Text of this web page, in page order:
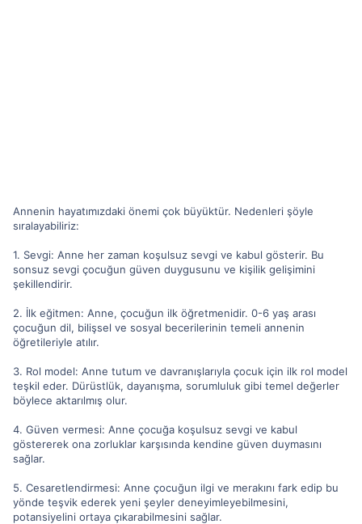
Annenin hayatımızdaki önemi çok büyüktür. Nedenleri şöyle
sıralayabiliriz:
1. Sevgi: Anne her zaman koşulsuz sevgi ve kabul gösterir. Bu
sonsuz sevgi çocuğun güven duygusunu ve kişilik gelişimini
şekillendirir.
2. İlk eğitmen: Anne, çocuğun ilk öğretmenidir. 0-6 yaş arası
çocuğun dil, bilişsel ve sosyal becerilerinin temeli annenin
öğretileriyle atılır.
3. Rol model: Anne tutum ve davranışlarıyla çocuk için ilk rol model
teşkil eder. Dürüstlük, dayanışma, sorumluluk gibi temel değerler
böylece aktarılmış olur.
4. Güven vermesi: Anne çocuğa koşulsuz sevgi ve kabul
göstererek ona zorluklar karşısında kendine güven duymasını
sağlar.
5. Cesaretlendirmesi: Anne çocuğun ilgi ve merakını fark edip bu
yönde teşvik ederek yeni şeyler deneyimleyebilmesini,
potansiyelini ortaya çıkarabilmesini sağlar.